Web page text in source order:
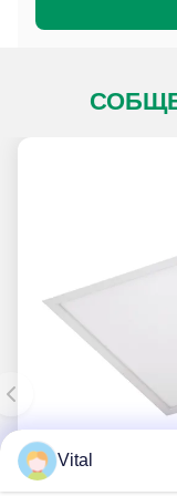
Vital